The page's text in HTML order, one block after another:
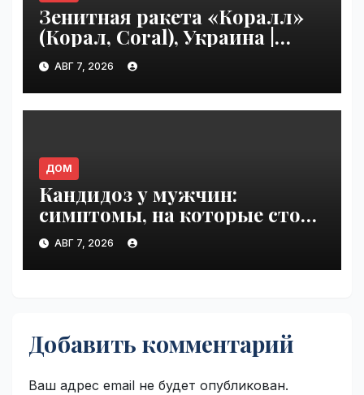
Зенитная ракета «Коралл»
(Корал, Coral), Украина |
VseTime.ru
АВГ 7, 2026
ДОМ
Кандидоз у мужчин:
симптомы, на которые стоит
обратить внимание |
VseTime.ru
АВГ 7, 2026
Добавить комментарий
Ваш адрес email не будет опубликован.